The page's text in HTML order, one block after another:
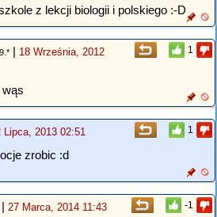
z lekcji biologii i polskiego :-D
1
| 18 Września, 2012
1
Lipca, 2013 02:51
zrobic :d
-1
| 27 Marca, 2014 11:43